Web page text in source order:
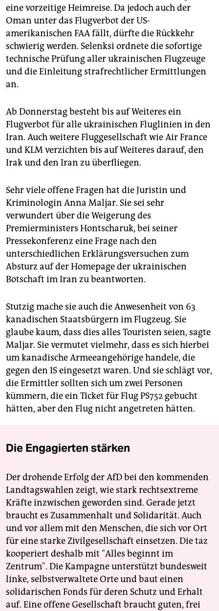
eine vorzeitige Heimreise. Da jedoch auch der
Oman unter das Flugverbot der US-
amerikanischen FAA fällt, dürfte die Rückkehr
schwierig werden. Selenksi ordnete die sofortige
technische Prüfung aller ukrainischen Flugzeuge
und die Einleitung strafrechtlicher Ermittlungen
an.
Ab Donnerstag besteht bis auf Weiteres ein
Flugverbot für alle ukrainischen Fluglinien in den
Iran. Auch weitere Fluggesellschaft wie Air France
und KLM verzichten bis auf Weiteres darauf, den
Irak und den Iran zu überfliegen.
Sehr viele offene Fragen hat die Juristin und
Kriminologin Anna Maljar. Sie sei sehr
verwundert über die Weigerung des
Premierministers Hontscharuk, bei seiner
Pressekonferenz eine Frage nach den
unterschiedlichen Erklärungsversuchen zum
Absturz auf der Homepage der ukrainischen
Botschaft im Iran zu beantworten.
Stutzig mache sie auch die Anwesenheit von 63
kanadischen Staatsbürgern im Flugzeug. Sie
glaube kaum, dass dies alles Touristen seien, sagte
Maljar. Sie vermutet vielmehr, dass es sich hierbei
um kanadische Armeeangehörige handele, die
gegen den IS eingesetzt waren. Und sie schlägt vor,
die Ermittler sollten sich um zwei Personen
kümmern, die ein Ticket für Flug PS752 gebucht
hätten, aber den Flug nicht angetreten hätten.
Die Engagierten stärken
Der drohende Erfolg der AfD bei den kommenden
Landtagswahlen zeigt, wie stark rechtsextreme
Kräfte inzwischen geworden sind. Gerade jetzt
braucht es Zusammenhalt und Solidarität. Auch
und vor allem mit den Menschen, die sich vor Ort
für eine starke Zivilgesellschaft einsetzen. Die taz
kooperiert deshalb mit "Alles beginnt im
Zentrum". Die Kampagne unterstützt bundesweit
linke, selbstverwaltete Orte und baut einen
solidarischen Fonds für deren Schutz und Erhalt
auf. Eine offene Gesellschaft braucht guten, frei